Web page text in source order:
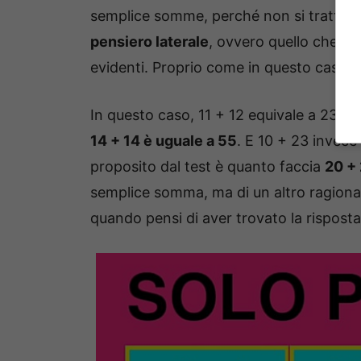
semplice somme, perché non si tratta
pensiero laterale, ovvero quello che ti
evidenti. Proprio come in questo caso.
In questo caso, 11 + 12 equivale a 23.
14 + 14 è uguale a 55. E 10 + 23
proposito dal test è quanto faccia 20 +
semplice somma, ma di un altro
quando pensi di aver trovato la